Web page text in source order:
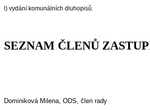
l) vydání komunálních dluhopisů.
SEZNAM ČLENŮ
Dominiková Milena, ODS, člen rady